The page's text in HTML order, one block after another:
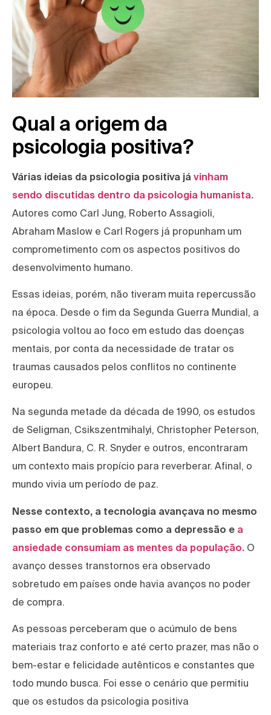
Qual a origem da
psicologia positiva?
Várias ideias da psicologia positiva já vinham
sendo discutidas dentro da psicologia humanista.
Autores como Carl Jung, Roberto Assagioli,
Abraham Maslow e Carl Rogers já propunham um
comprometimento com os aspectos positivos do
desenvolvimento humano.
Essas ideias, porém, não tiveram muita repercussão
na época. Desde o fim da Segunda Guerra Mundial, a
psicologia voltou ao foco em estudo das doenças
mentais, por conta da necessidade de tratar os
traumas causados pelos conflitos no continente
europeu.
Na segunda metade da década de 1990, os estudos
de Seligman, Csikszentmihalyi, Christopher Peterson,
Albert Bandura, C. R. Snyder e outros, encontraram
um contexto mais propício para reverberar. Afinal, o
mundo vivia um período de paz.
Nesse contexto, a tecnologia avançava no mesmo
passo em que problemas como a depressão e a
ansiedade consumiam as mentes da população. O
avanço desses transtornos era observado
sobretudo em países onde havia avanços no poder
de compra.
As pessoas perceberam que o acúmulo de bens
materiais traz conforto e até certo prazer, mas não o
bem-estar e felicidade autênticos e constantes que
todo mundo busca. Foi esse o cenário que permitiu
que os estudos da psicologia positiva